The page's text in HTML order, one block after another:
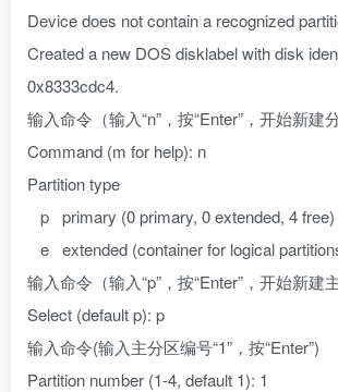
Device does not contain a recognized
Created a new DOS disklabel with disk
0x8333cdc4.
输入命令（输入“n”，按“Enter”，开始新建
Command (m for help): n
Partition type
p primary (0 primary, 0 extended, 4 free)
e extended (container for logical
输入命令（输入“p”，按“Enter”，开始新建
Select (default p): p
输入命令(输入主分区编号“1”，按“Enter”)
Partition number (1-4, default 1): 1